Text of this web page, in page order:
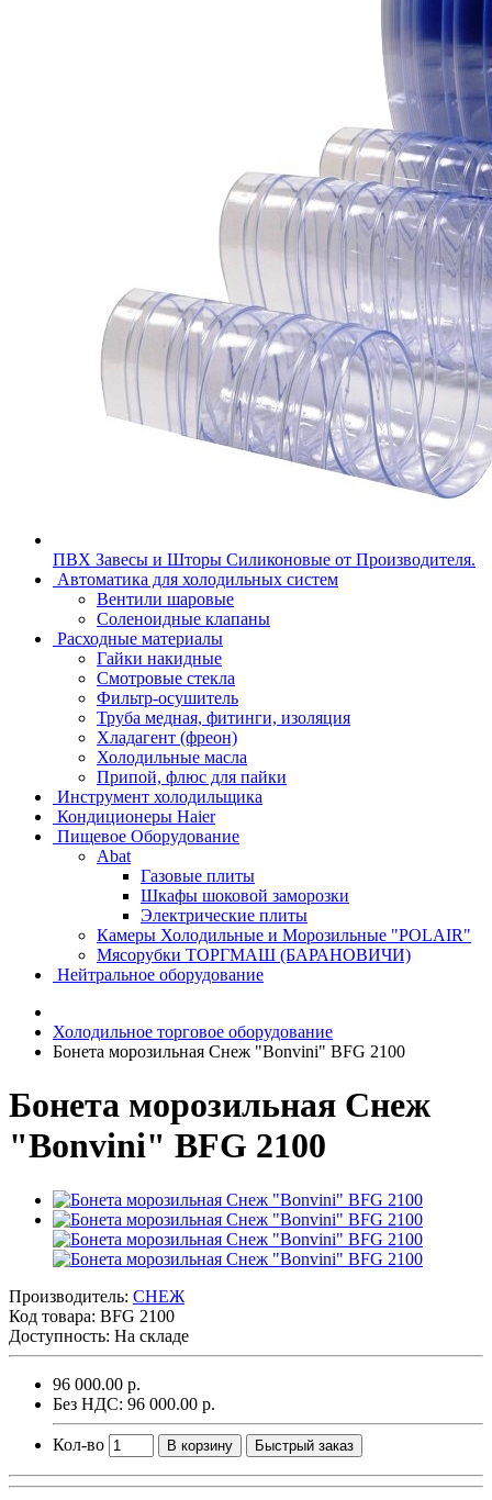
ПВХ Завесы и Шторы Силиконовые от Производителя.
Автоматика для холодильных систем
Вентили шаровые
Соленоидные клапаны
Расходные материалы
Гайки накидные
Смотровые стекла
Фильтр-осушитель
Труба медная, фитинги, изоляция
Хладагент (фреон)
Холодильные масла
Припой, флюс для пайки
Инструмент холодильщика
Кондиционеры Haier
Пищевое Оборудование
Abat
Газовые плиты
Шкафы шоковой заморозки
Электрические плиты
Камеры Холодильные и Морозильные "POLAIR"
Мясорубки ТОРГМАШ (БАРАНОВИЧИ)
Нейтральное оборудование
Холодильное торговое оборудование
Бонета морозильная Снеж "Bonvini" BFG 2100
Бонета морозильная Снеж
"Bonvini" BFG 2100
Производитель: СНЕЖ
Код товара: BFG 2100
Доступность: На складе
96 000.00 р.
Без НДС: 96 000.00 р.
Кол-во В корзину Быстрый заказ